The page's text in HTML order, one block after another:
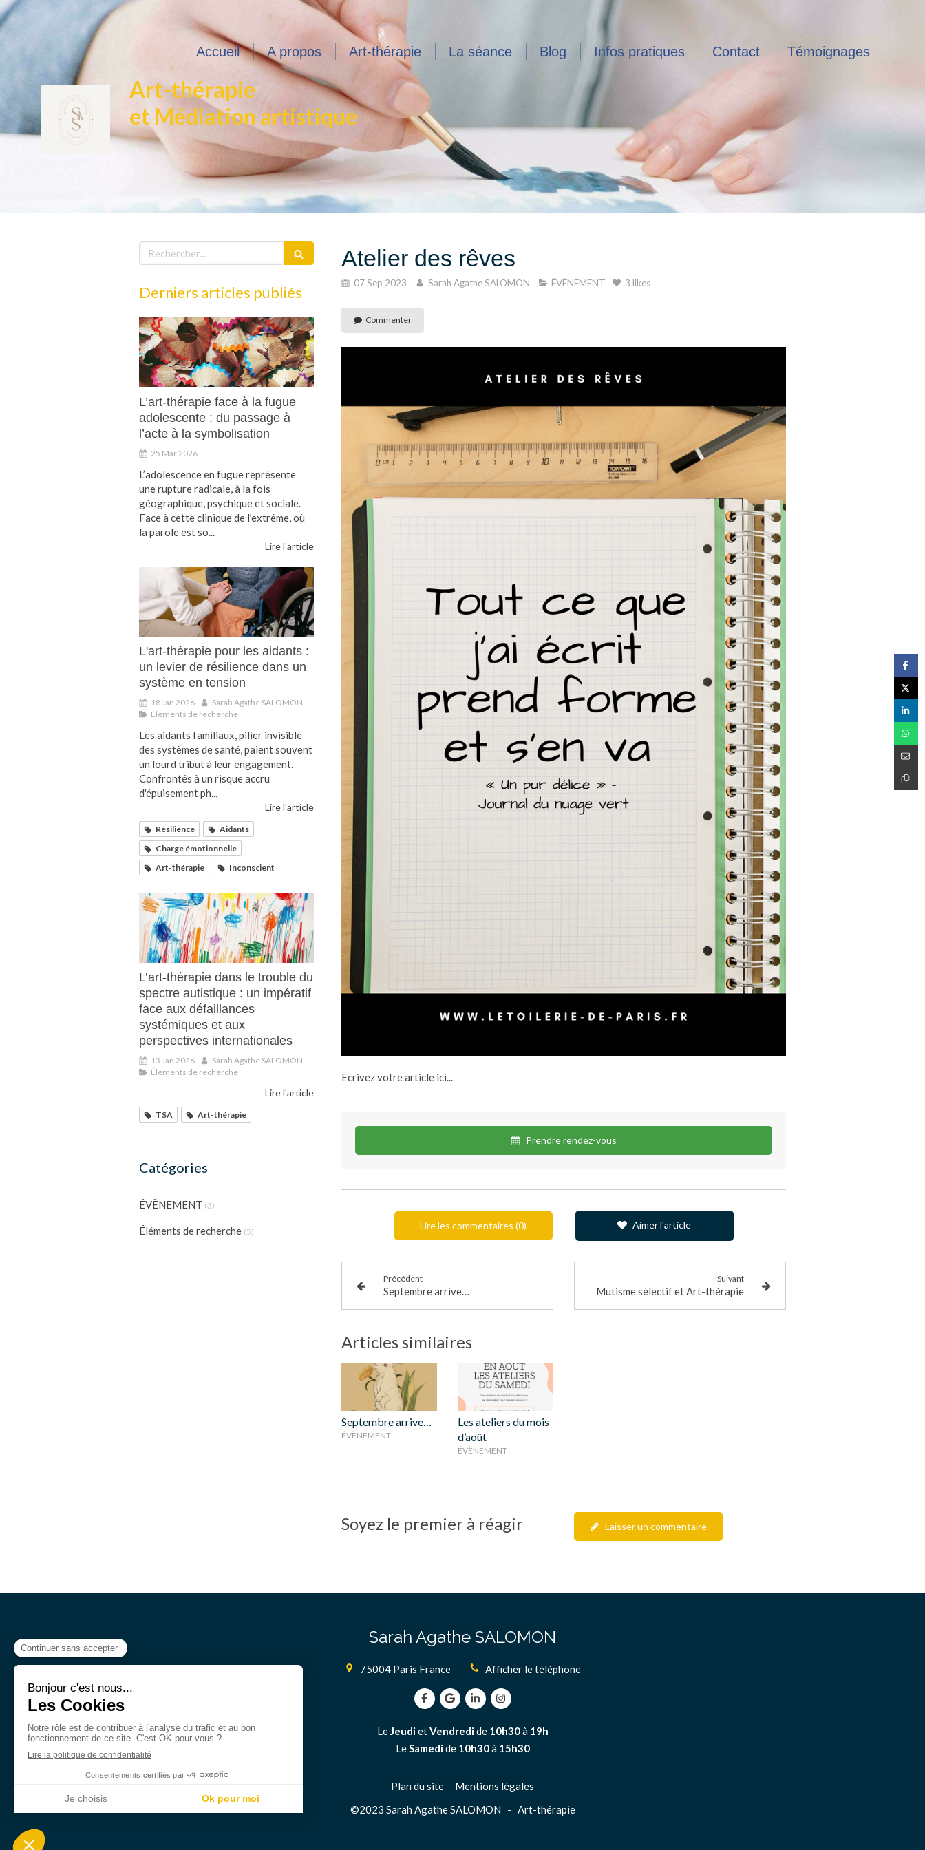
Accueil A propos Art-thérapie La séance Blog Infos pratiques Contact Témoignages
Art-thérapie
et Médiation artistique
Atelier des rêves
07 Sep 2023 Sarah Agathe SALOMON ÉVÈNEMENT 3 likes
Commenter
Ecrivez votre article ici...
Prendre rendez-vous
Lire les commentaires (0) Aimer l'article
Précédent
Septembre arrive…
Suivant
Mutisme sélectif et Art-thérapie
Articles similaires
Septembre arrive…
ÉVÈNEMENT
Les ateliers du mois
d’août
ÉVÈNEMENT
Soyez le premier à réagir Laisser un commentaire
Rechercher
Derniers articles publiés
L’art-thérapie face à la fugue
adolescente : du passage à
l’acte à la symbolisation
25 Mar 2026
L’adolescence en fugue représente
une rupture radicale, à la fois
géographique, psychique et sociale.
Face à cette clinique de l’extrême, où
la parole est so...
Lire l'article
L'art-thérapie pour les aidants :
un levier de résilience dans un
système en tension
18 Jan 2026
Sarah Agathe SALOMON
Éléments de recherche
Les aidants familiaux, pilier invisible
des systèmes de santé, paient souvent
un lourd tribut à leur engagement.
Confrontés à un risque accru
d'épuisement ph...
Lire l'article
Résilience
Aidants
Charge émotionnelle
Art-thérapie
Inconscient
L’art-thérapie dans le trouble du
spectre autistique : un impératif
face aux défaillances
systémiques et aux
perspectives internationales
13 Jan 2026
Sarah Agathe SALOMON
Éléments de recherche
Lire l'article
TSA Art-thérapie
Catégories
ÉVÈNEMENT (3)
Éléments de recherche (5)
Sarah Agathe SALOMON
75004 Paris France Afficher le téléphone
LeJeudietVendredide 10h30à 19h
LeSamedide 10h30à 15h30
Plan du site
Mentions légales
©2023 Sarah Agathe SALOMON - Art-thérapie